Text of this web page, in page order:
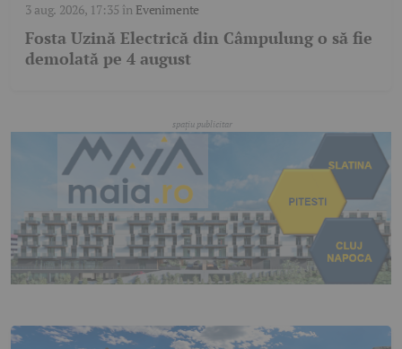
3 aug. 2026, 17:35 în Evenimente
Fosta Uzină Electrică din Câmpulung o să fie
demolată pe 4 august